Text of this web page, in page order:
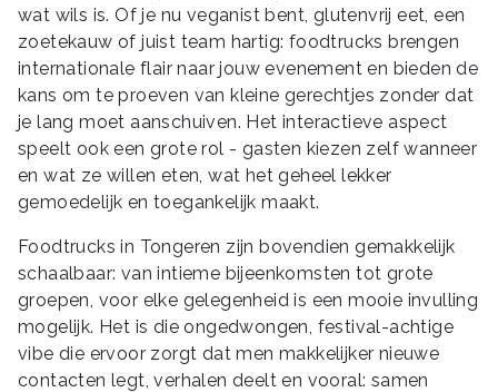
wat wils is. Of je nu veganist bent, glutenvrij eet, een
zoetekauw of juist team hartig: foodtrucks brengen
internationale flair naar jouw evenement en bieden de
kans om te proeven van kleine gerechtjes zonder dat
je lang moet aanschuiven. Het interactieve aspect
speelt ook een grote rol - gasten kiezen zelf wanneer
en wat ze willen eten, wat het geheel lekker
gemoedelijk en toegankelijk maakt.
Foodtrucks in Tongeren zijn bovendien gemakkelijk
schaalbaar: van intieme bijeenkomsten tot grote
groepen, voor elke gelegenheid is een mooie invulling
mogelijk. Het is die ongedwongen, festival-achtige
vibe die ervoor zorgt dat men makkelijker nieuwe
contacten legt, verhalen deelt en vooral: samen